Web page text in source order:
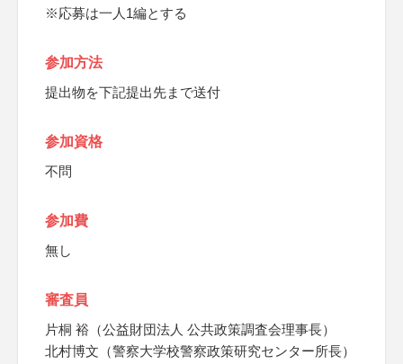
※応募は一人1編とする
参加方法
提出物を下記提出先まで送付
参加資格
不問
参加費
無し
審査員
片桐 裕（公益財団法人 公共政策調査会理事長）
北村博文（警察大学校警察政策研究センター所長）